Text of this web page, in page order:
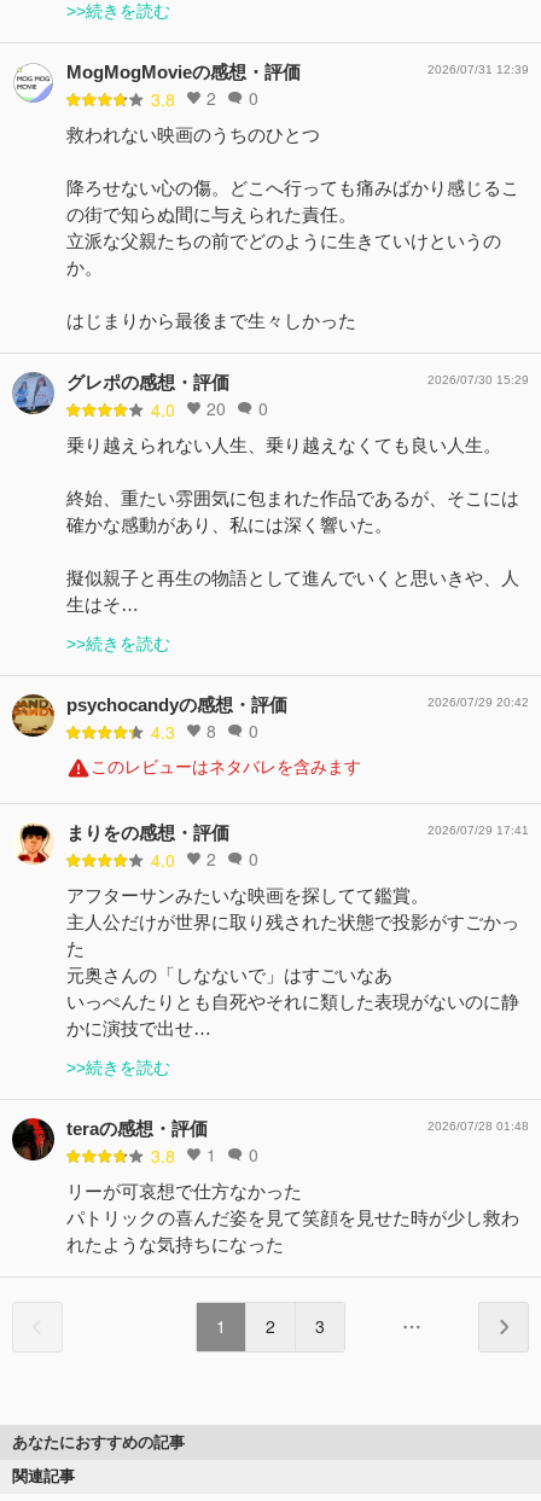
>>続きを読む
MogMogMovieの感想・評価
3.8 2 0
2026/07/31 12:39
救われない映画のうちのひとつ
降ろせない心の傷。どこへ行っても痛みばかり感じるこ
の街で知らぬ間に与えられた責任。
立派な父親たちの前でどのように生きていけというの
か。
はじまりから最後まで生々しかった
グレポの感想・評価
4.0 20 0
2026/07/30 15:29
乗り越えられない人生、乗り越えなくても良い人生。
終始、重たい雰囲気に包まれた作品であるが、そこには
確かな感動があり、私には深く響いた。
擬似親子と再生の物語として進んでいくと思いきや、人
生はそ…
>>続きを読む
psychocandyの感想・評価
4.3 8 0
2026/07/29 20:42
このレビューはネタバレを含みます
まりをの感想・評価
4.0 2 0
2026/07/29 17:41
アフターサンみたいな映画を探してて鑑賞。
主人公だけが世界に取り残された状態で投影がすごかっ
た
元奥さんの「しなないで」はすごいなあ
いっぺんたりとも自死やそれに類した表現がないのに静
かに演技で出せ…
>>続きを読む
teraの感想・評価
3.8 1 0
2026/07/28 01:48
リーが可哀想で仕方なかった
パトリックの喜んだ姿を見て笑顔を見せた時が少し救わ
れたような気持ちになった
1 2 3
あなたにおすすめの記事
関連記事